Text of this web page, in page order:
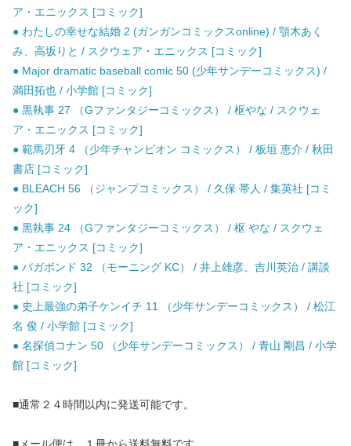
ア・エニックス [コミック]
● わたしの幸せな結婚 2 (ガンガンコミックスonline) / 顎木あく
み、高坂りと / スクウェア・エニックス [コミック]
● Major dramatic baseball comic 50 (少年サンデーコミックス) /
満田拓也 / 小学館 [コミック]
● 黒執事 27 （Gファンタジーコミックス） / 枢やな / スクウェ
ア・エニックス [コミック]
● 範馬刃牙 4 （少年チャンピオン コミックス） / 板垣 恵介 / 秋田
書店 [コミック]
● BLEACH 56 （ジャンプコミックス） / 久保 帯人 / 集英社 [コミ
ック]
● 黒執事 24 （Gファンタジーコミックス） / 枢 やな / スクウェ
ア・エニックス [コミック]
● バガボンド 32 （モーニング KC） / 井上雄彦、吉川英治 / 講談
社 [コミック]
● 史上最強の弟子ケンイチ 11 （少年サンデーコミックス） / 松江
名 俊 / 小学館 [コミック]
● 名探偵コナン 50 （少年サンデーコミックス） / 青山 剛昌 / 小学
館 [コミック]
■通常２４時間以内に発送可能です。